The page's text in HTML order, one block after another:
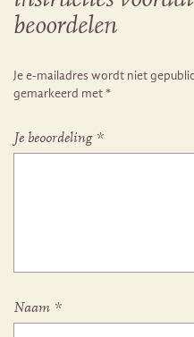
beoordelen
Je e-mailadres wordt niet
gemarkeerd met*
Je beoordeling *
Naam *